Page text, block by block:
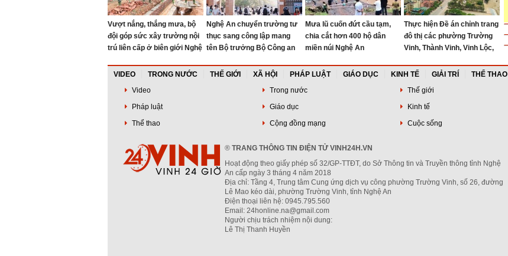
Vượt nắng, thắng mưa, bộ
đội góp sức xây trường nội
trú liên cấp ở biên giới Nghệ
Nghệ An chuyển trường tư
thục sang công lập mang
tên Bộ trưởng Bộ Công an
Mưa lũ cuốn đứt cầu tạm,
chia cắt hơn 400 hộ dân
miền núi Nghệ An
Thực hiện Đề án chỉnh trang
đô thị các phường Trường
Vinh, Thành Vinh, Vinh Lộc,
Lò giai đoạn 2026 – 2030
VIDEO TRONG NƯỚC THẾ GIỚI XÃ HỘI PHÁP LUẬT GIÁO DỤC KINH TẾ GIẢI TRÍ THỂ THAO
Video
Trong nước Thế giới
Pháp luật
Giáo dục Kinh tế
Thể thao
Cộng đồng mạng Cuộc sống
® TRANG THÔNG TIN ĐIỆN TỬ VINH24H.VN
Hoạt động theo giấy phép số 32/GP-TTĐT, do Sở Thông tin và Truyền thông tỉnh Nghệ
An cấp ngày 3 tháng 4 năm 2018
Địa chỉ: Tầng 4, Trung tâm Cung ứng dịch vụ công phường Trường Vinh, số 26, đường
Lê Mao kéo dài, phường Trường Vinh, tỉnh Nghệ An
Điện thoại liên hệ: 0945.795.560
Email: 24honline.na@gmail.com
Người chịu trách nhiệm nội dung:
Lê Thị Thanh Huyền